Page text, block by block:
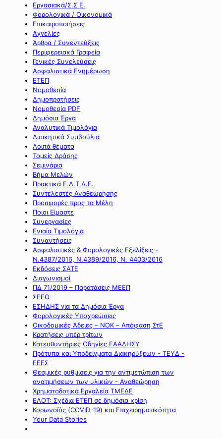
Εργασιακά/Σ.Σ.Ε.
Φορολογικά / Οικονομικά
Επικαιροποιήσεις
Αγγελίες
Άρθρα / Συνεντεύξεις
Περιφερειακά Γραφεία
Γενικές Συνελεύσεις
Ασφαλιστικά Ενημέρωση
ΕΤΕΠ
Νομοθεσία
Δημοπρατήσεις
Νομοθεσία PDF
Δημόσια Έργα
Αναλυτικά Τιμολόγια
Διοικητικά Συμβούλια
Λοιπά θέματα
Τομείς Δράσης
Σεμινάρια
Βήμα Μελών
Πρακτικά Ε.Δ.Τ.Δ.Ε.
Συντελεστές Αναθεώρησης
Προσφορές προς τα Μέλη
Ποιοι Είμαστε
Συνεργασίες
Ενιαία Τιμολόγια
Συναντήσεις
Ασφαλιστικές & Φορολογικές Εξελίξεις -
Ν.4387/2016, Ν.4389/2016, Ν. 4403/2016
Εκδόσεις ΣΑΤΕ
Διαγωνισμοί
ΠΔ 71/2019 – Παρατάσεις ΜΕΕΠ
ΣΕΕΟ
ΕΣΗΔΗΣ για τα Δημόσια Έργα
Φορολογικές Υποχρεώσεις
Οικοδομικές Άδειες – ΝΟΚ – Απόφαση ΣτΕ
Κρατήσεις υπέρ τρίτων
Κατευθυντήριες Οδηγίες ΕΑΑΔΗΣΥ
Πρότυπα και Υποδείγματα Διακηρύξεων - ΤΕΥΔ -
ΕΕΕΣ
Θεσμικές ρυθμίσεις για την αντιμετώπιση των
ανατιμήσεων των υλικών - Αναθεώρηση
Χρηματοδοτικά Εργαλεία ΤΜΕΔΕ
ΕΛΟΤ: Σχέδια ΕΤΕΠ σε δημόσια κρίση
Κορωνοϊός (COVID-19) και Επιχειρηματικότητα
Your Data Stories